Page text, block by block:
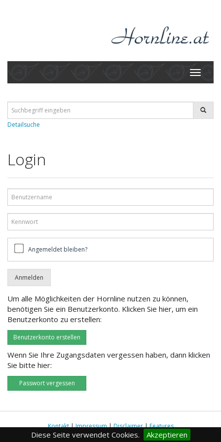
Diese Seite verwendet Cookies. Akzeptieren
Toggle
Detailsuche
Login
bleiben?Angemeldet bleiben?
Um alle Möglichkeiten der Hornline nutzen zu können,
benötigen Sie ein Benutzerkonto. Klicken Sie hier, um ein
Benutzerkonto zu erstellen:
Benutzerkonto erstellen
Wenn Sie Ihre Zugangsdaten vergessen haben, dann klicken
Sie bitte hier:
Passwort vergessen
Kontakt|Impressum|Disclaimer|Features